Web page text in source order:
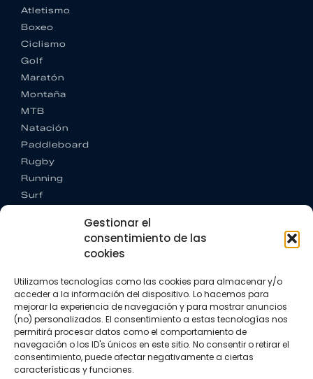
Gestionar el
consentimiento de las
cookies
Utilizamos tecnologías como las cookies para almacenar y/o
acceder a la información del dispositivo. Lo hacemos para
mejorar la experiencia de navegación y para mostrar anuncios
(no) personalizados. El consentimiento a estas tecnologías nos
permitirá procesar datos como el comportamiento de
navegación o los ID's únicos en este sitio. No consentir o retirar el
consentimiento, puede afectar negativamente a ciertas
características y funciones.
Atletismo
Boxeo
Ciclismo
Golf
Maratón
Montaña
MTB
Natación
Paddleboard
Rugby
Running
Surf
CONTACTO
+34 662 342 177
info@vkssport.com
SÍGUENOS